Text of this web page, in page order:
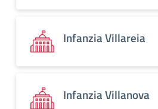
Infanzia Villareia
Infanzia Villanova